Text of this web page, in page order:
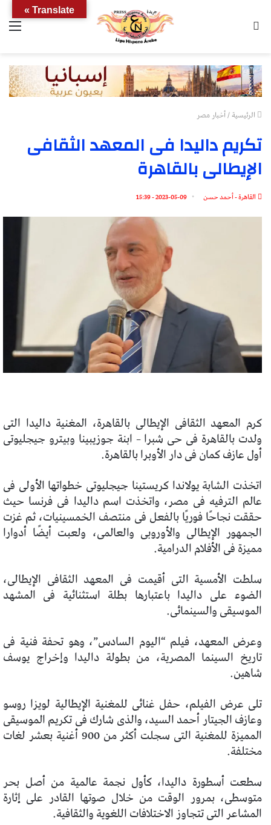
الرئيسية/أخبار مصر
تكريم داليدا فى المعهد الثقافى
الإيطالى بالقاهرة
القاهرة - أحمد حسن 2023-05-09 - 15:39
كرم المعهد الثقافى الإيطالى بالقاهرة، المغنية داليدا التى
ولدت بالقاهرة فى حى شبرا – ابنة جوزيبينا وبيترو جيجليوتى
أول عازف كمان فى دار الأوبرا بالقاهرة.
اتخذت الشابة يولاندا كريستينا جيجليوتى خطواتها الأولى فى
عالم الترفيه فى مصر، واتخذت اسم داليدا فى فرنسا حيث
حققت نجاحًا فوريًا بالفعل فى منتصف الخمسينيات، ثم غزت
الجمهور الإيطالى والأوروبى والعالمى، ولعبت أيضًا أدوارا
مميزة فى الأفلام الدرامية.
سلطت الأمسية التى أقيمت فى المعهد الثقافى الإيطالى،
الضوء على داليدا باعتبارها بطلة استثنائية فى المشهد
الموسيقى والسينمائى.
وعرض المعهد، فيلم “اليوم السادس”، وهو تحفة فنية فى
تاريخ السينما المصرية، من بطولة داليدا وإخراج يوسف
شاهين.
تلى عرض الفيلم، حفل غنائى للمغنية الإيطالية لويزا روسو
وعازف الجيتار أحمد السيد، والذى شارك فى تكريم الموسيقى
المميزة للمغنية التى سجلت أكثر من 900 أغنية بعشر لغات
مختلفة.
سطعت أسطورة داليدا، كأول نجمة عالمية من أصل بحر
متوسطى، بمرور الوقت من خلال صوتها القادر على إثارة
المشاعر التى تتجاوز الاختلافات اللغوية والثقافية.
Translate »